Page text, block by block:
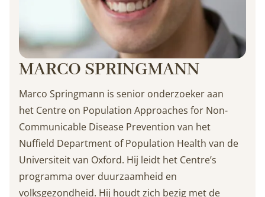
MARCO SPRINGMANN
Marco Springmann is senior onderzoeker aan
het Centre on Population Approaches for Non-
Communicable Disease Prevention van het
Nuffield Department of Population Health van de
Universiteit van Oxford. Hij leidt het Centre’s
programma over duurzaamheid en
volksgezondheid. Hij houdt zich bezig met de